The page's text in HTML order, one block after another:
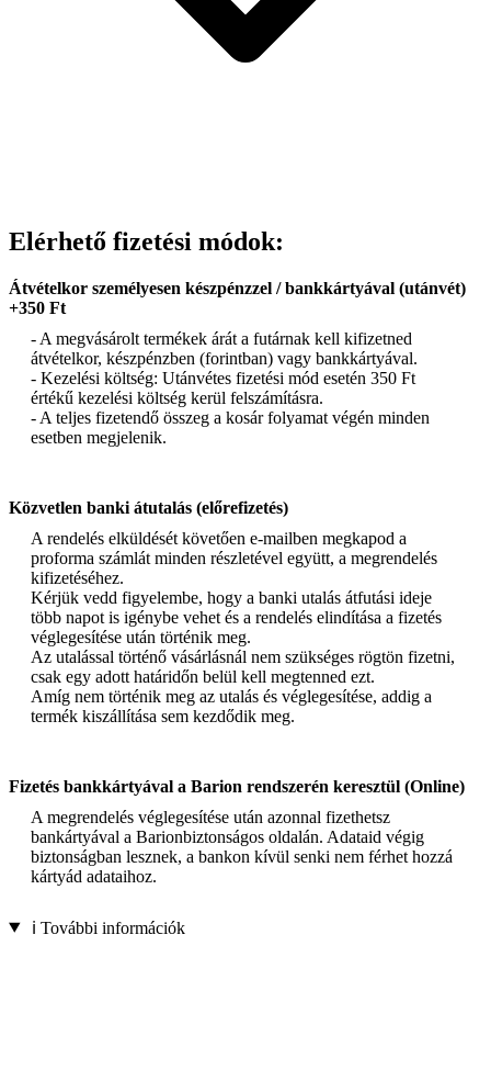
Elérhető fizetési módok:
Átvételkor személyesen készpénzzel / bankkártyával (utánvét)
+350 Ft
- A megvásárolt termékek árát a futárnak kell kifizetned
átvételkor, készpénzben (forintban) vagy bankkártyával.
- Kezelési költség: Utánvétes fizetési mód esetén 350 Ft
értékű kezelési költség kerül felszámításra.
- A teljes fizetendő összeg a kosár folyamat végén minden
esetben megjelenik.
Közvetlen banki átutalás (előrefizetés)
A rendelés elküldését követően e-mailben megkapod a
proforma számlát minden részletével együtt, a megrendelés
kifizetéséhez.
Kérjük vedd figyelembe, hogy a banki utalás átfutási ideje
több napot is igénybe vehet és a rendelés elindítása a fizetés
véglegesítése után történik meg.
Az utalással történő vásárlásnál nem szükséges rögtön fizetni,
csak egy adott határidőn belül kell megtenned ezt.
Amíg nem történik meg az utalás és véglegesítése, addig a
termék kiszállítása sem kezdődik meg.
Fizetés bankkártyával a Barion rendszerén keresztül (Online)
A megrendelés véglegesítése után azonnal fizethetsz
bankártyával a Barionbiztonságos oldalán. Adataid végig
biztonságban lesznek, a bankon kívül senki nem férhet hozzá
kártyád adataihoz.
ℹ️ További információk